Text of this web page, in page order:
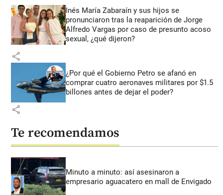
Inés María Zabaraín y sus hijos se
pronunciaron tras la reaparición de Jorge
Alfredo Vargas por caso de presunto acoso
sexual, ¿qué dijeron?
share
¿Por qué el Gobierno Petro se afanó en
comprar cuatro aeronaves militares por $1.5
billones antes de dejar el poder?
share
Te recomendamos
Minuto a minuto: así asesinaron a
empresario aguacatero en mall de Envigado